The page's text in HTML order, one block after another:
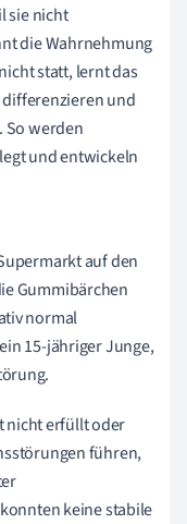
sie nicht
die Wahrnehmung
statt, lernt das
differenzieren und
werden
und entwickeln
auf den
Gummibärchen
normal
15-jähriger Junge,
nicht erfüllt oder
führen,
keine stabile